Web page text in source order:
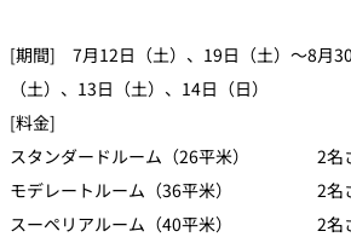
[期間] 7月12日（土）、19日（土）～8月
（土）、13日（土）、14日（日）
[料金]
スタンダードルーム（26平米） 2名
モデレートルーム（36平米） 2名
スーペリアルーム（40平米） 2名